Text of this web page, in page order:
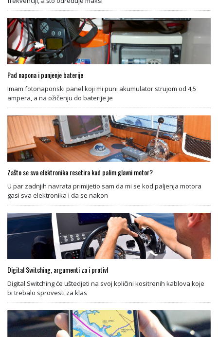
Pad napona i punjenje baterije
Imam fotonaponski panel koji mi puni akumulator strujom od 4,5
ampera, a na ožičenju do baterije je
Zašto se sva elektronika resetira kad palim glavni motor?
U par zadnjih navrata primijetio sam da mi se kod paljenja motora
gasi sva elektronika i da se nakon
Digital Switching, argumenti za i protiv!
Digital Switching će uštedjeti na svoj količini kositrenih kablova koje
bi trebalo sprovesti za klas